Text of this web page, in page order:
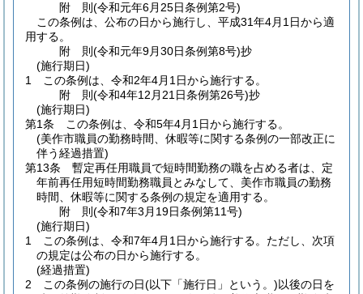
附 則(令和元年6月25日条例第2号)
この条例は、公布の日から施行し、平成31年4月1日から適
用する。
附 則(令和元年9月30日条例第8号)抄
(施行期日)
1
この条例は、令和2年4月1日から施行する。
附 則(令和4年12月21日条例第26号)抄
(施行期日)
第1条
この条例は、令和5年4月1日から施行する。
(美作市職員の勤務時間、休暇等に関する条例の一部改正に
伴う経過措置)
第13条
暫定再任用職員で短時間勤務の職を占める者は、定
年前再任用短時間勤務職員とみなして、美作市職員の勤務
時間、休暇等に関する条例の規定を適用する。
附 則(令和7年3月19日条例第11号)
(施行期日)
1
この条例は、令和7年4月1日から施行する。 ただし、次項
の規定は公布の日から施行する。
(経過措置)
2
この条例の施行の日(以下「施行日」という。)以後の日を